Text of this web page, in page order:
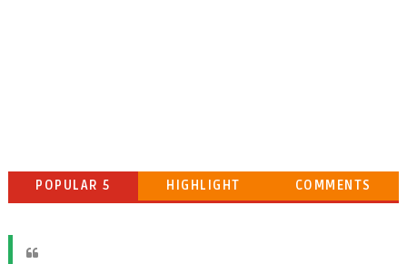
POPULAR 5 HIGHLIGHT COMMENTS